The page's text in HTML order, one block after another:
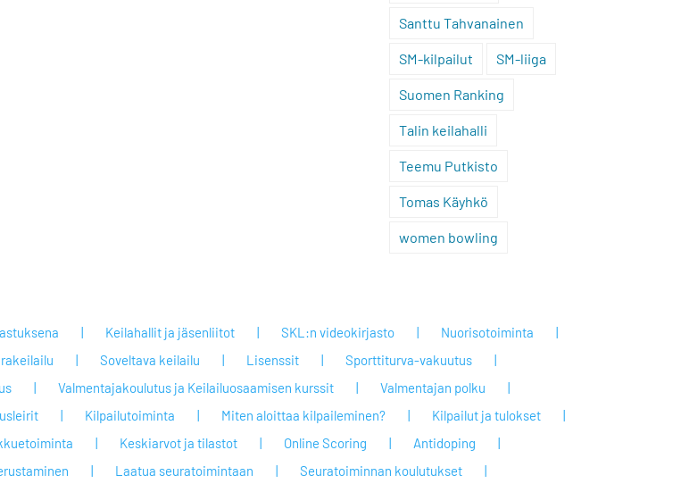
Santtu Tahvanainen
SM-kilpailut SM-liiga
Suomen Ranking
Talin keilahalli
Teemu Putkisto
Tomas Käyhkö
women bowling
Keilahallit ja jäsenliitot SKL:n videokirjasto
Nuorisotoiminta
Soveltava keilailu Lisenssit
Sporttiturva-vakuutus
Valmentajakoulutus ja Keilailuosaamisen kurssit
Valmentajan polku
Kilpailutoiminta Miten aloittaa kilpaileminen?
Kilpailut ja tulokset
Keskiarvot ja tilastot Online Scoring
Antidoping
Laatua seuratoimintaan
Seuratoiminnan koulutukset